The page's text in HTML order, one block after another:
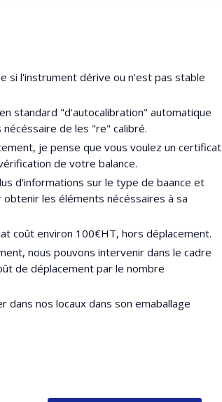
si l'instrument dérive ou n'est pas stable
standard "d'autocalibration" automatique
de les "re" calibré.
je pense que vous voulez un certificat
de votre balance.
d'informations sur le type de baance et
les éléments nécéssaires à sa
coût environ 100€HT, hors déplacement.
nous pouvons intervenir dans le cadre
de déplacement par le nombre
dans nos locaux dans son emaballage